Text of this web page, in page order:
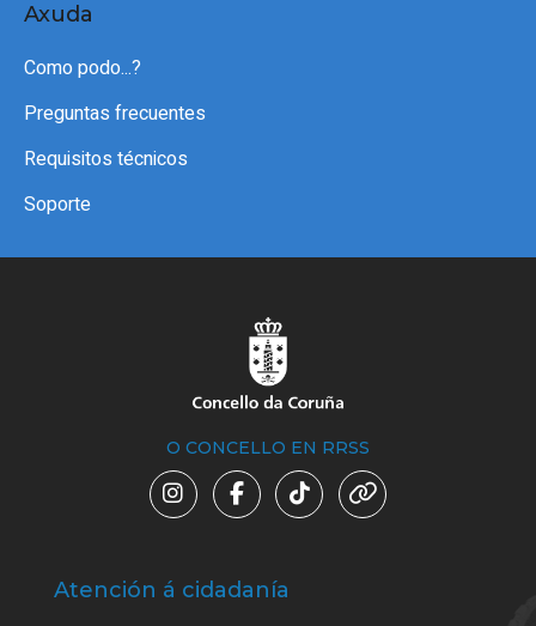
Axuda
Como podo...?
Preguntas frecuentes
Requisitos técnicos
Soporte
O CONCELLO EN RRSS
Atención á cidadanía